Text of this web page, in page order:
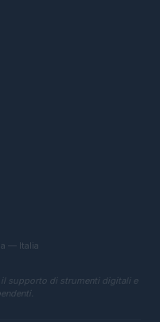
— Italia
supporto di strumenti digitali e